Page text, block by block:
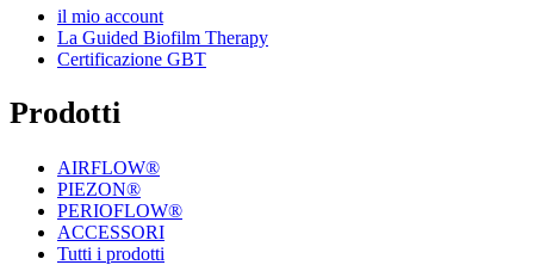
il mio account
La Guided Biofilm Therapy
Certificazione GBT
Prodotti
AIRFLOW®
PIEZON®
PERIOFLOW®
ACCESSORI
Tutti i prodotti